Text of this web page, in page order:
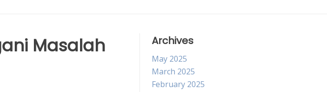
Masalah
Archives
May 2025
March 2025
February 2025